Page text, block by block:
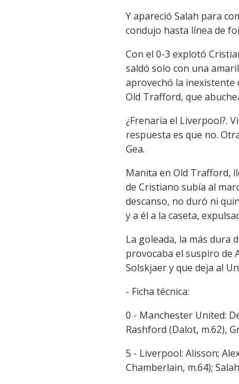
Y apareció Salah para
condujo hasta línea de
Con el 0-3 explotó
saldó solo con una
aprovechó la inexistente
Old Trafford, que
¿Frenaría el Liverpool?.
respuesta es que no.
Gea.
Manita en Old Trafford,
de Cristiano subía al
descanso, no duró ni
y a él a la caseta,
La goleada, la más dura
provocaba el suspiro de
Solskjaer y que deja al
- Ficha técnica:
0 - Manchester United:
Rashford (Dalot, m.62),
5 - Liverpool: Alisson;
Chamberlain, m.64);